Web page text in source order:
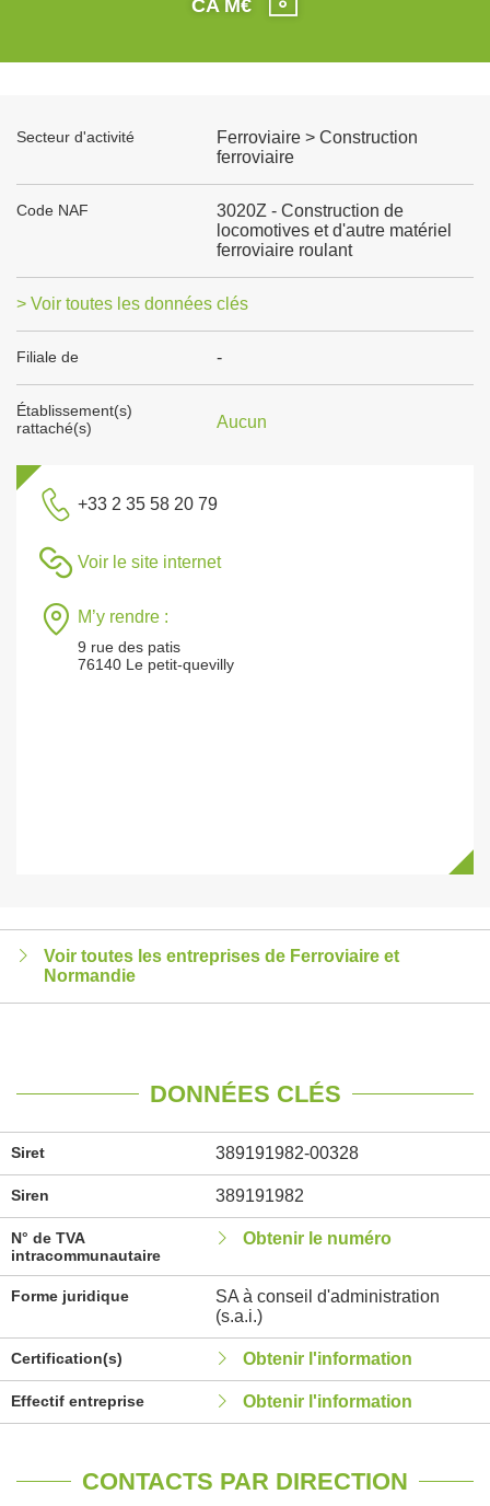
CA M€
Secteur d'activité
Ferroviaire > Construction
ferroviaire
Code NAF
3020Z - Construction de
locomotives et d'autre matériel
ferroviaire roulant
> Voir toutes les données clés
Filiale de -
Établissement(s)
rattaché(s)
Aucun
+33 2 35 58 20 79
Voir le site internet
M’y rendre :
9 rue des patis
76140 Le petit-quevilly
Voir toutes les entreprises de Ferroviaire et
Normandie
DONNÉES CLÉS
Siret 389191982-00328
Siren 389191982
N° de TVA
intracommunautaire
Obtenir le numéro
Forme juridique
SA à conseil d'administration
(s.a.i.)
Certification(s) Obtenir l'information
Effectif entreprise Obtenir l'information
CONTACTS PAR DIRECTION